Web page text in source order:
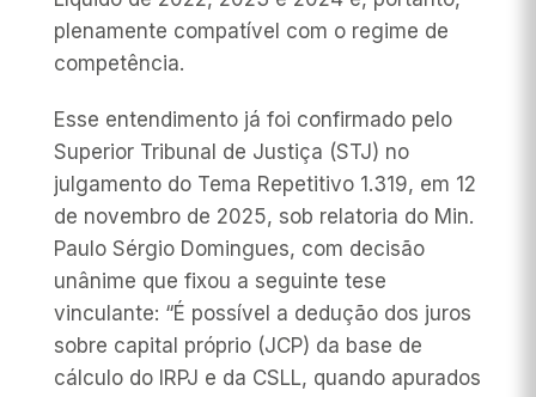
plenamente compatível com o regime de
competência.
Esse entendimento já foi confirmado pelo
Superior Tribunal de Justiça (STJ) no
julgamento do Tema Repetitivo 1.319, em 12
de novembro de 2025, sob relatoria do Min.
Paulo Sérgio Domingues, com decisão
unânime que fixou a seguinte tese
vinculante: “É possível a dedução dos juros
sobre capital próprio (JCP) da base de
cálculo do IRPJ e da CSLL, quando apurados